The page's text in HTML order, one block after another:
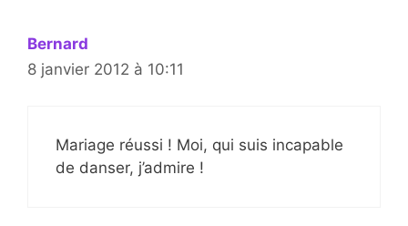
Bernard
8 janvier 2012 à 10:11
Mariage réussi ! Moi, qui suis incapable
de danser, j’admire !